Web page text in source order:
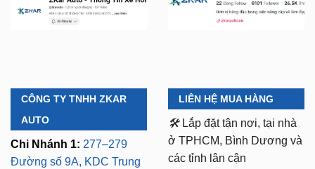
CÔNG TY TNHH ZKAR
AUTO
Chi Nhánh 1: 277–279
Đường số 9A, KDC Trung
LIÊN HỆ MUA HÀNG
🛠️ Lắp đặt tận nơi, tại nhà
ở TPHCM, Bình Dương và
các tỉnh lân cận